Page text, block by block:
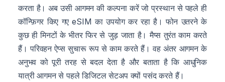
करता है। अब उसी आगमन की कल्पना करें जो प्रस्थान से पहले ही
कॉन्फ़िगर किए गए eSIM का उपयोग कर रहा है। फोन उतरने के
कुछ ही मिनटों के भीतर फिर से जुड़ जाता है। मैप्स तुरंत काम करते
हैं। परिवहन ऐप्स सुचारू रूप से काम करते हैं। वह अंतर आगमन के
अनुभव को पूरी तरह से बदल देता है और बताता है कि आधुनिक
यात्री आगमन से पहले डिजिटल सेटअप क्यों पसंद करते हैं।